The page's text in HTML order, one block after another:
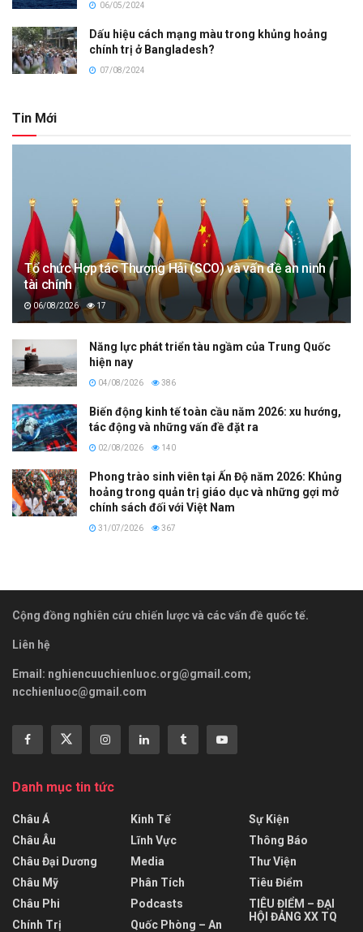
06/05/2024
Dấu hiệu cách mạng màu trong khủng hoảng
chính trị ở Bangladesh?
07/08/2024
Tin Mới
Tổ chức Hợp tác Thượng Hải (SCO) và vấn đề an ninh
tài chính
06/08/2026 17
Năng lực phát triển tàu ngầm của Trung Quốc
hiện nay
04/08/2026 386
Biến động kinh tế toàn cầu năm 2026: xu hướng,
tác động và những vấn đề đặt ra
02/08/2026 140
Phong trào sinh viên tại Ấn Độ năm 2026: Khủng
hoảng trong quản trị giáo dục và những gợi mở
chính sách đối với Việt Nam
31/07/2026 367
Cộng đồng nghiên cứu chiến lược và các vấn đề quốc tế.
Liên hệ
Email: nghiencuuchienluoc.org@gmail.com;
ncchienluoc@gmail.com
Danh mục tin tức
Châu Á
Châu Âu
Châu Đại Dương
Châu Mỹ
Châu Phi
Chính Trị
Kinh Tế
Lĩnh Vực
Media
Phân Tích
Podcasts
Quốc Phòng – An
Sự Kiện
Thông Báo
Thư Viện
Tiêu Điểm
TIÊU ĐIỂM – ĐẠI
HỘI ĐẢNG XX TQ